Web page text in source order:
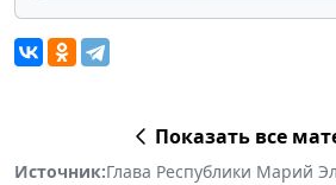
Показать все
Источник:Глава Республики Марий Эл